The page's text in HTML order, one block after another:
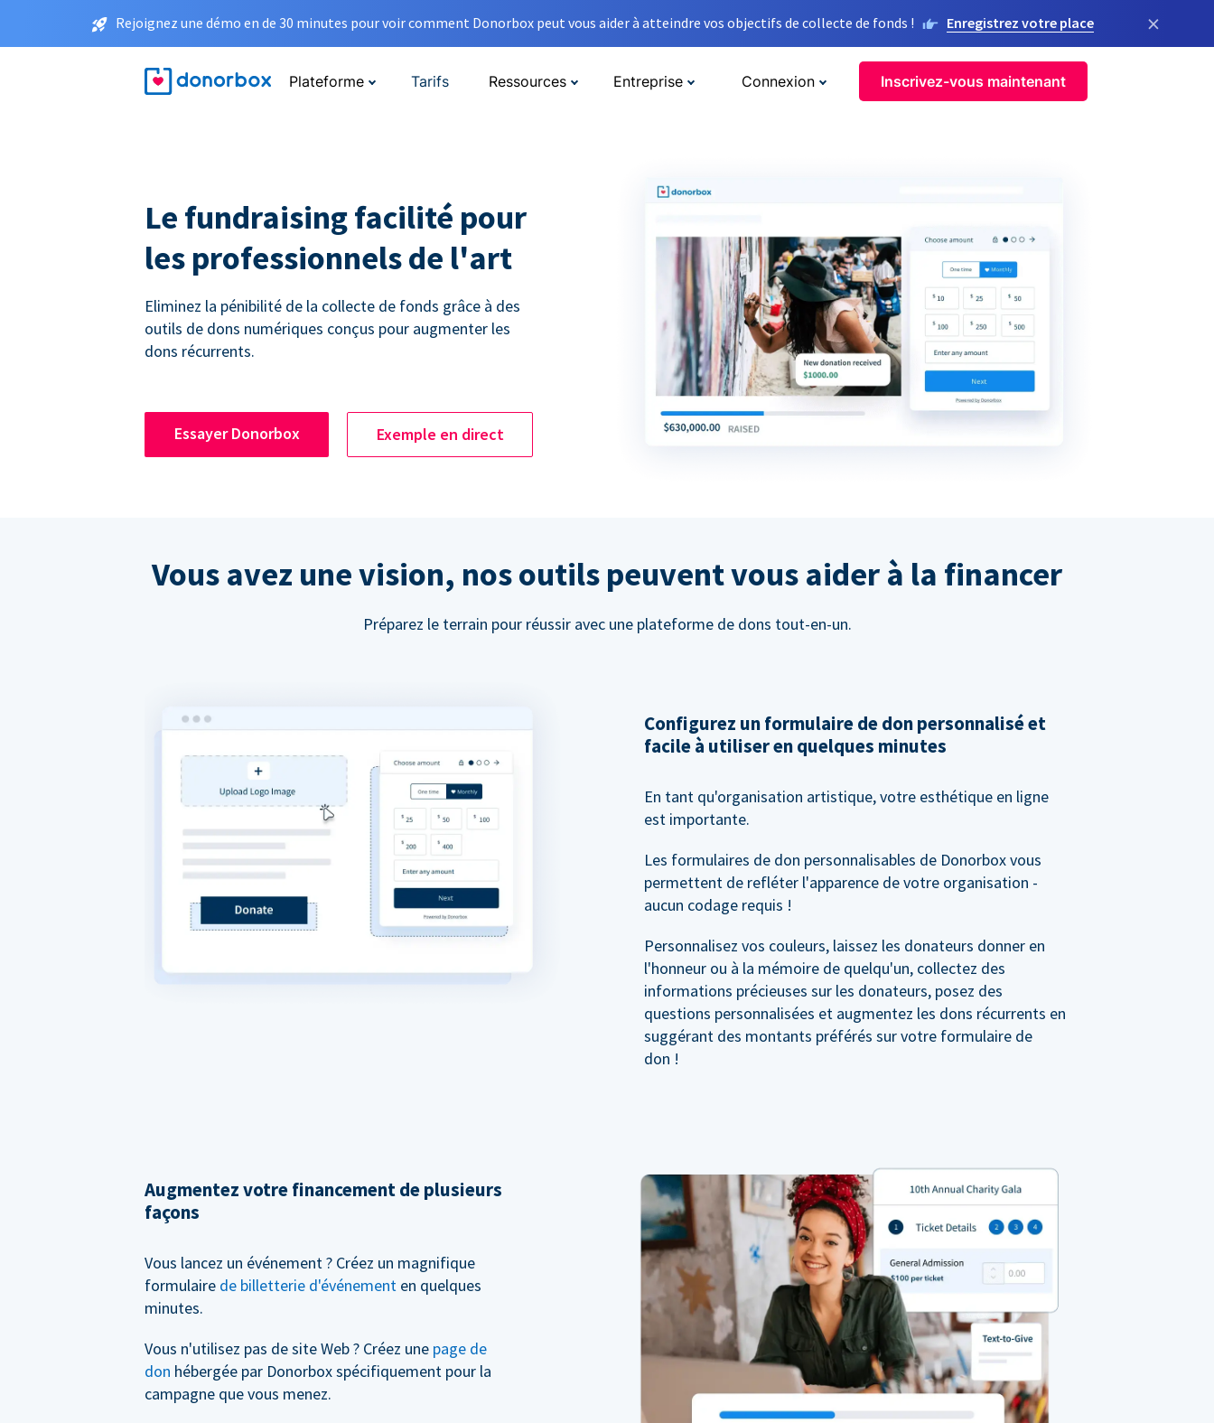
Rejoignez une démo en de 30 minutes pour voir comment Donorbox peut vous aider à atteindre vos objectifs de collecte de fonds ! Enregistrez votre place ×
Plateforme Tarifs Ressources Entreprise Connexion Inscrivez-vous maintenant
Le fundraising facilité pour
les professionnels de l'art
Eliminez la pénibilité de la collecte de fonds grâce à des
outils de dons numériques conçus pour augmenter les
dons récurrents.
Essayer Donorbox Exemple en direct
Vous avez une vision, nos outils peuvent vous aider à la financer
Préparez le terrain pour réussir avec une plateforme de dons tout-en-un.
Configurez un formulaire de don personnalisé et
facile à utiliser en quelques minutes
En tant qu'organisation artistique, votre esthétique en ligne
est importante.
Les formulaires de don personnalisables de Donorbox vous
permettent de refléter l'apparence de votre organisation -
aucun codage requis !
Personnalisez vos couleurs, laissez les donateurs donner en
l'honneur ou à la mémoire de quelqu'un, collectez des
informations précieuses sur les donateurs, posez des
questions personnalisées et augmentez les dons récurrents en
suggérant des montants préférés sur votre formulaire de
don !
Augmentez votre financement de plusieurs
façons
Vous lancez un événement ? Créez un magnifique
formulaire de billetterie d'événement en quelques
minutes.
Vous n'utilisez pas de site Web ? Créez une page de
don hébergée par Donorbox spécifiquement pour la
campagne que vous menez.